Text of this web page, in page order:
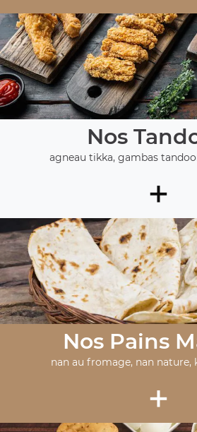
Nos
agneau tikka, gambas
+
Nos Pains
nan au fromage, nan nature,
+